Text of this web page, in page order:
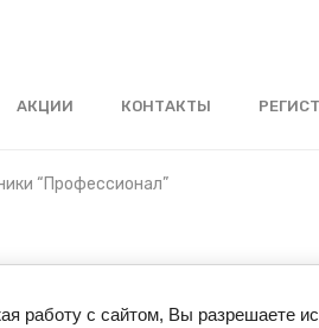
АКЦИИ КОНТАКТЫ
“Профессионал”
работу с сайтом, Вы разрешаете